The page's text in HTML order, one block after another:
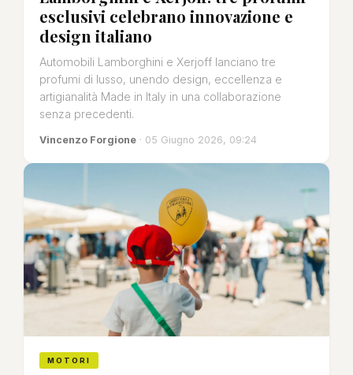
esclusivi celebrano innovazione e
design italiano
Automobili Lamborghini e Xerjoff lanciano tre
profumi di lusso, unendo design, eccellenza e
artigianalità Made in Italy in una collaborazione
senza precedenti.
Vincenzo Forgione · 05 Giugno 2026, 09:24
MOTORI